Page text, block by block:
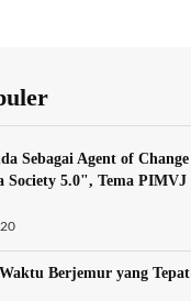
Sebagai Agent of Change
Society 5.0", Tema PIMVJ
Berjemur yang Tepat